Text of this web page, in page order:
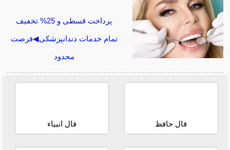
پرداخت قسطی و 25% تخفیف
تمام خدمات دندانپزشکی◀فرصت
محدود
فال حافظ فال انبیاء